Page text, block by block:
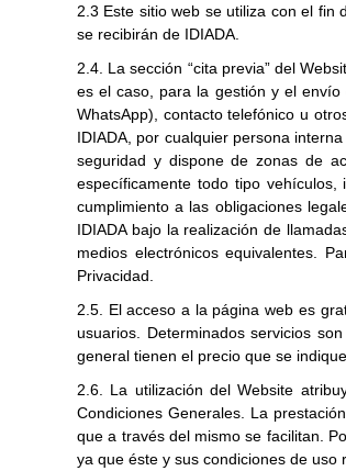
2.3 Este sitio web se utiliza con el fin
se recibirán de IDIADA.
2.4. La sección “cita previa” del
es el caso, para la gestión y el envío
WhatsApp), contacto telefónico u
IDIADA, por cualquier persona
seguridad y dispone de zonas de
específicamente todo tipo vehículos,
cumplimiento a las obligaciones
IDIADA bajo la realización de
medios electrónicos equivalentes.
Privacidad.
2.5. El acceso a la página web es
usuarios. Determinados servicios
general tienen el precio que se
2.6. La utilización del Website
Condiciones Generales. La
que a través del mismo se facilitan.
ya que éste y sus condiciones de uso